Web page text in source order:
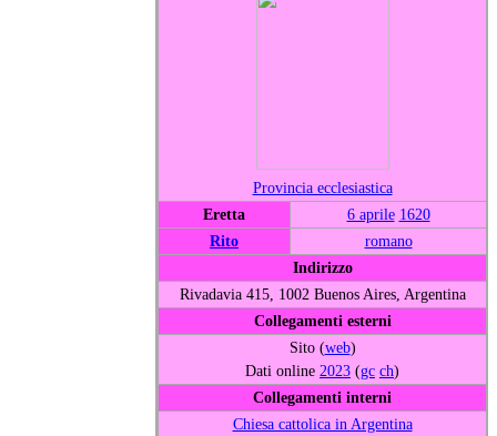
Provincia ecclesiastica
Eretta
6 aprile 1620
Rito
romano
Indirizzo
Rivadavia 415, 1002 Buenos Aires, Argentina
Collegamenti esterni
Sito (web)
Dati online 2023 (gc ch)
Collegamenti interni
Chiesa cattolica in Argentina